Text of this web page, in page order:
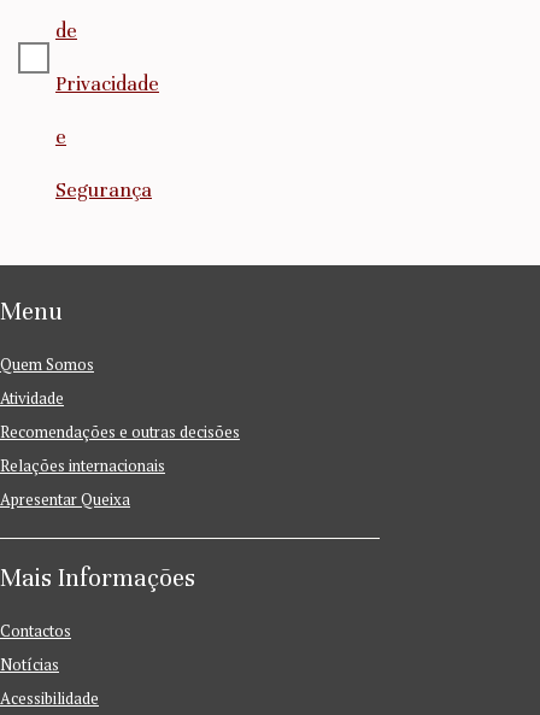
de
Privacidade
e
Segurança
Menu
Quem Somos
Atividade
Recomendações e outras decisões
Relações internacionais
Apresentar Queixa
Mais Informações
Contactos
Notícias
Acessibilidade